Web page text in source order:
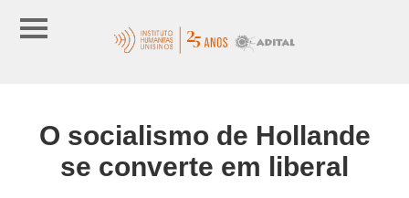
O socialismo de Hollande
se converte em liberal